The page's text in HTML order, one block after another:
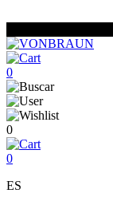
0
0
0
ES